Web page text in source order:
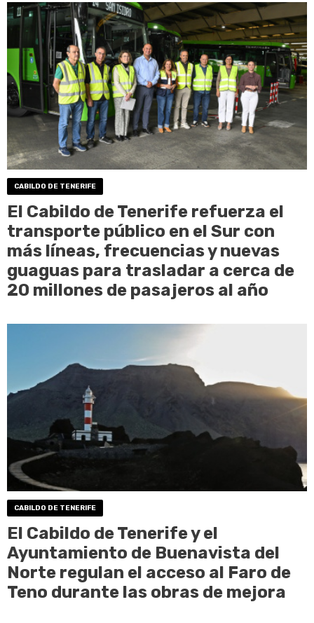
CABILDO DE TENERIFE
El Cabildo de Tenerife refuerza el
transporte público en el Sur con
más líneas, frecuencias y nuevas
guaguas para trasladar a cerca de
20 millones de pasajeros al año
CABILDO DE TENERIFE
El Cabildo de Tenerife y el
Ayuntamiento de Buenavista del
Norte regulan el acceso al Faro de
Teno durante las obras de mejora